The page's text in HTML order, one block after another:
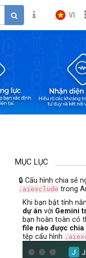
VI
MỤC LỤC
🔒 Cấu hình chia sẻ
.aiexclude trong
Khi bạn bật tính
dự án với Gemini
bạn hoàn toàn có
file nào được chia
tệp cấu hình